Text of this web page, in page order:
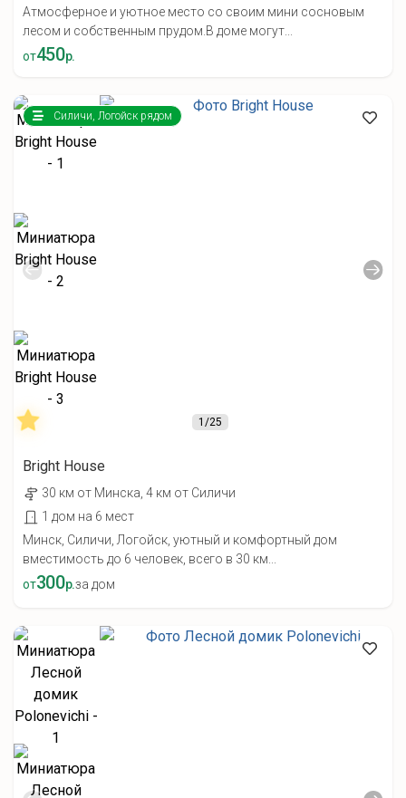
Атмосферное и уютное место со своим мини сосновым
лесом и собственным прудом.В доме могут...
от450р.
1/25
Силичи, Логойск рядом
Bright House
30 км от Минска, 4 км от Силичи
1 дом на 6 мест
Минск, Силичи, Логойск, уютный и комфортный дом
вместимость до 6 человек, всего в 30 км...
от300р.за дом